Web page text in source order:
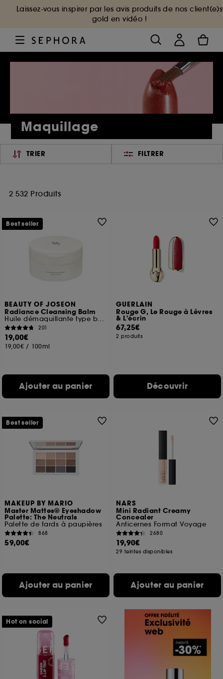
Laissez-vous inspirer par les avis produits de nos client(e)s
gold en vidéo !
Maquillage
TRIER FILTRER
2 532 Produits
BEAUTY OF JOSEON
Radiance Cleansing Balm
Huile démaquillante type baume
201
19,00€
19,00€ / 100ml
Ajouter au panier
Best seller
GUERLAIN
Rouge G, Le Rouge à Lèvres
& L'écrin
67,25€
2 produits
Découvrir
MAKEUP BY MARIO
Master Mattes® Eyeshadow
Palette: The Neutrals
Palette de fards à paupières
868
59,00€
Ajouter au panier
Best seller
NARS
Mini Radiant Creamy
Concealer
Anticernes Format Voyage
2680
19,90€
29 teintes disponibles
Ajouter au panier
Hot on social